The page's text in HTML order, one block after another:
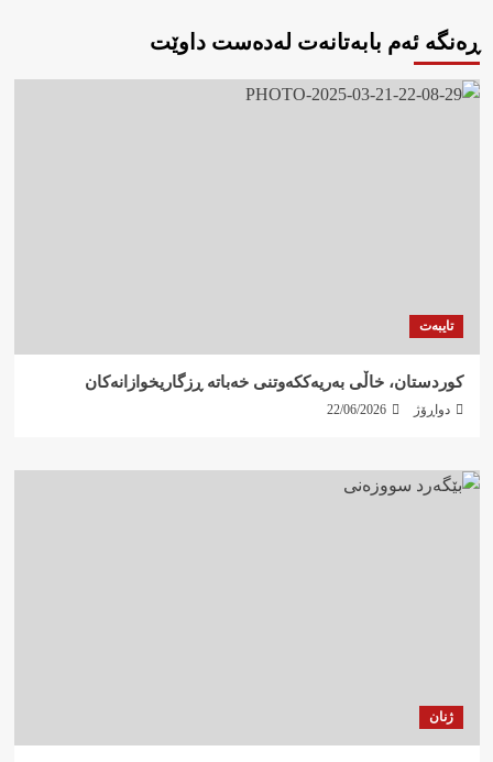
ڕەنگە ئەم بابەتانەت لەدەست داوێت
تایبەت
کوردستان، خاڵی بەریەککەوتنی خەباتە ڕزگاریخوازانەکان
دواڕۆژ 22/06/2026
ژنان